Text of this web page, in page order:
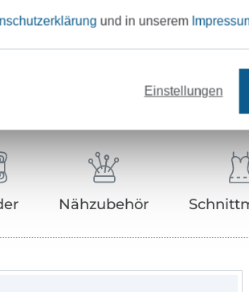
Tipp: Das passt dazu
Nähzubehör
und in unserem
Einstellungen